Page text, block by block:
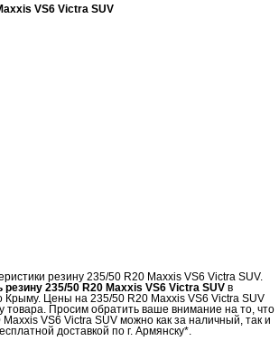
VS6 Victra SUV
резину 235/50 R20 Maxxis VS6 Victra SUV.
резину 235/50 R20 Maxxis VS6 Victra SUV в
Крыму. Цены на 235/50 R20 Maxxis VS6 Victra SUV
товара. Просим обратить ваше внимание на то, что
VS6 Victra SUV можно как за наличный, так и
доставкой по г. Армянску*.